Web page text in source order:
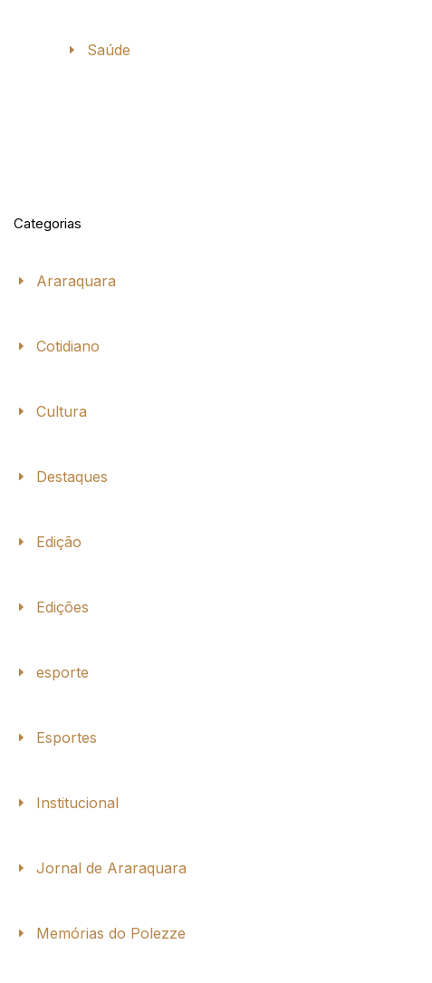
Saúde
Categorias
Araraquara
Cotidiano
Cultura
Destaques
Edição
Edições
esporte
Esportes
Institucional
Jornal de Araraquara
Memórias do Polezze